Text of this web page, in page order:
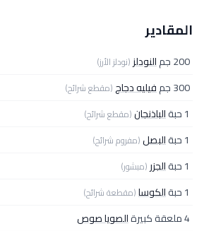
المقادير
200 جم النودلز (نودلز الأرز)
300 جم فيليه دجاج(مقطع شرائح)
1 حبة الباذنجان(مقطع شرائح)
1 حبة البصل(مفروم شرائح)
1 حبة الجزر (مبشور)
1 حبة الكوسا(مقطعة شرائح)
4 ملعقة كبيرة
الصويا صوص